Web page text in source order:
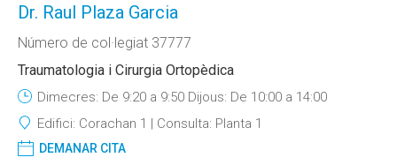
Dr. Raul Plaza Garcia
Número de col·legiat 37777
Traumatologia i Cirurgia Ortopèdica
Dimecres: De 9:20 a 9:50 Dijous: De 10:00 a 14:00
Edifici: Corachan 1 Consulta: Planta 1
DEMANAR CITA